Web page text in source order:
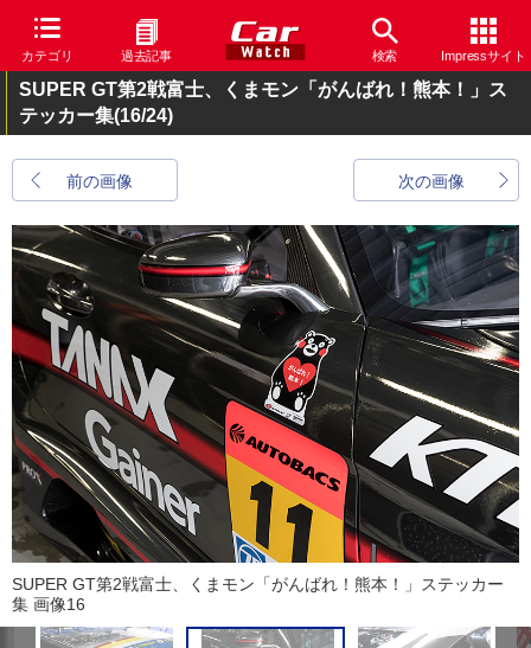
カテゴリ 過去記事 検索 Impressサイト
SUPER GT第2戦富士、くまモン「がんばれ！熊本！」ス
テッカー集(16/24)
前の画像 次の画像
SUPER GT第2戦富士、くまモン「がんばれ！熊本！」ステッカー
集 画像16